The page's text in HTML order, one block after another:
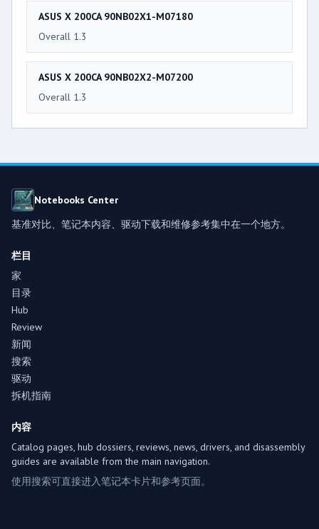
ASUS X 200CA 90NB02X1-M07180
Overall 1.3
ASUS X 200CA 90NB02X2-M07200
Overall 1.3
Notebooks Center
基准对比、笔记本内容、驱动下载和维修参考集中在一个地方。
栏目
家
目录
Hub
Review
新闻
搜索
驱动
拆机指南
内容
Catalog pages, hub dossiers, reviews, news, drivers, and disassembly
guides are available from the main navigation.
使用搜索可直接进入笔记本卡片和参考页面。